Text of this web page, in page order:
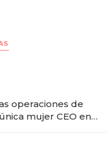
operaciones de
mujer CEO en